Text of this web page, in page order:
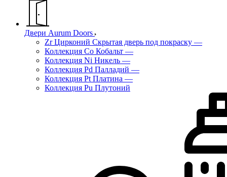
Двери Aurum Doors
Zr Цирконий Скрытая дверь под покраску —
Коллекция Co Кобальт —
Коллекция Ni Никель —
Коллекция Pd Палладий —
Коллекция Pt Платина —
Коллекция Pu Плутоний